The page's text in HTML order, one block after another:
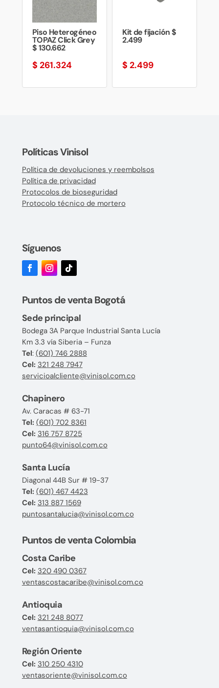
Piso Heterogéneo
TOPAZ Click Grey
$ 130.662
$ 261.324
Kit de fijación $
2.499
$ 2.499
Políticas Vinisol
Política de devoluciones y reembolsos
Política de privacidad
Protocolos de bioseguridad
Protocolo técnico de mortero
Síguenos
Puntos de venta Bogotá
Sede principal
Bodega 3A Parque Industrial Santa Lucía
Km 3.3 vía Siberia – Funza
Tel: (601) 746 2888
Cel: 321 248 7947
servicioalcliente@vinisol.com.co
Chapinero
Av. Caracas # 63-71
Tel: (601) 702 8361
Cel: 316 757 8725
punto64@vinisol.com.co
Santa Lucía
Diagonal 44B Sur # 19-37
Tel: (601) 467 4423
Cel: 313 887 1569
puntosantalucia@vinisol.com.co
Puntos de venta Colombia
Costa Caribe
Cel: 320 490 0367
ventascostacaribe@vinisol.com.co
Antioquia
Cel: 321 248 8077
ventasantioquia@vinisol.com.co
Región Oriente
Cel: 310 250 4310
ventasoriente@vinisol.com.co